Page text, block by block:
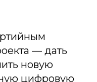
— дать
новую
цифровую